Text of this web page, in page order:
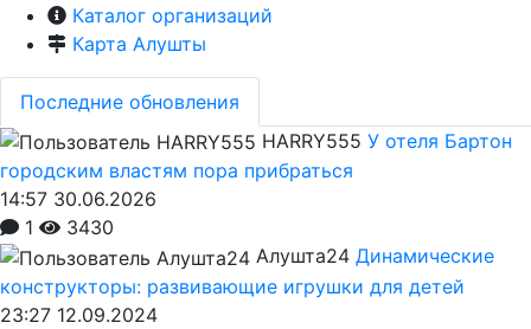
Каталог организаций
Карта Алушты
Последние обновления
HARRY555 У отеля Бартон
городским властям пора прибраться
14:57 30.06.2026
1
3430
Алушта24 Динамические
конструкторы: развивающие игрушки для детей
23:27 12.09.2024